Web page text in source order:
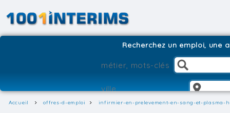
Recherchez un emploi, une
Accueil offres-d-emploi infirmier-en-prelevement-en-sang-et-plasma-